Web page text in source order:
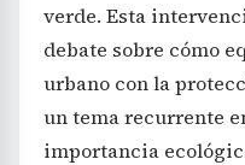
verde. Esta
debate sobre cómo
urbano con la
un tema recurrente
importancia